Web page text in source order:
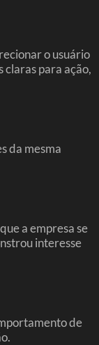
o usuário
claras para ação,
da mesma
a empresa se
interesse
de